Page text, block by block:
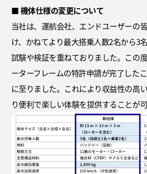
■機体仕様の変更について
当社は、運航会社、エンドユーザーの
け、かねてより最大搭乗人数2名から3
試験や検証を重ねておりました。この
ーターフレームの特許申請が完了した
に至りました。これにより収益性の高
り便利で楽しい体験を提供することが可